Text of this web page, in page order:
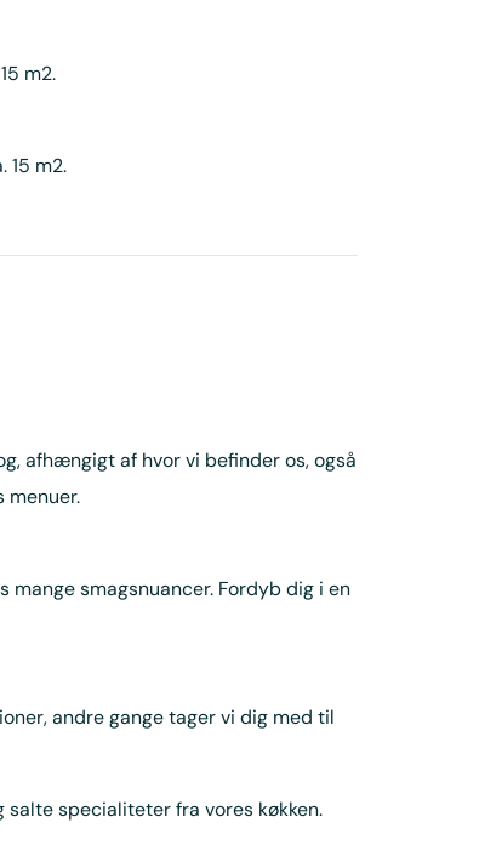
m2.
m2.
afhængigt af hvor vi befinder os, også
menuer.
mange smagsnuancer. Fordyb dig i en
andre gange tager vi dig med til
specialiteter fra vores køkken.